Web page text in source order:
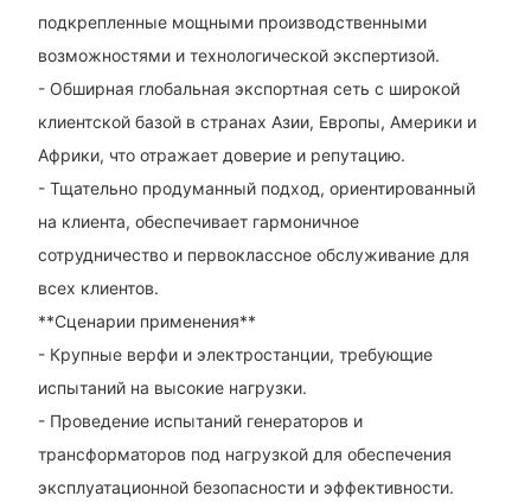
подкрепленные мощными производственными
возможностями и технологической экспертизой.
- Обширная глобальная экспортная сеть с широкой
клиентской базой в странах Азии, Европы, Америки и
Африки, что отражает доверие и репутацию.
- Тщательно продуманный подход, ориентированный
на клиента, обеспечивает гармоничное
сотрудничество и первоклассное обслуживание для
всех клиентов.
**Сценарии применения**
- Крупные верфи и электростанции, требующие
испытаний на высокие нагрузки.
- Проведение испытаний генераторов и
трансформаторов под нагрузкой для обеспечения
эксплуатационной безопасности и эффективности.